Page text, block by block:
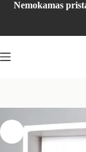
Nemokamas